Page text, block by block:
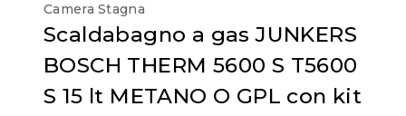
Camera Stagna
Scaldabagno a gas JUNKERS
BOSCH THERM 5600 S T5600
S 15 lt METANO O GPL con kit